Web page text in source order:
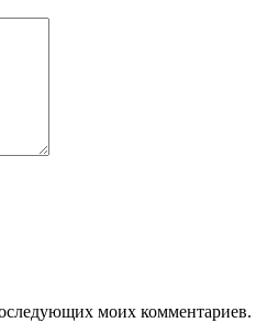
моих комментариев.